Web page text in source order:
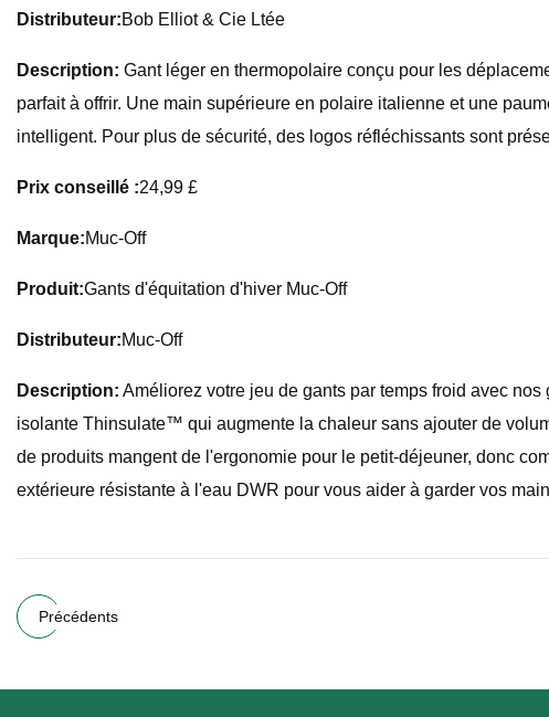
Distributeur:Bob Elliot & Cie Ltée
Description: Gant léger en thermopolaire conçu pour les
parfait à offrir. Une main supérieure en polaire italienne et une
intelligent. Pour plus de sécurité, des logos réfléchissants sont
Prix ​​conseillé :24,99 £
Marque:Muc-Off
Produit:Gants d'équitation d'hiver Muc-Off
Distributeur:Muc-Off
Description: Améliorez votre jeu de gants par temps froid avec
isolante Thinsulate™ qui augmente la chaleur sans ajouter de
de produits mangent de l'ergonomie pour le petit-déjeuner, donc
extérieure résistante à l'eau DWR pour vous aider à garder vos
Précédents